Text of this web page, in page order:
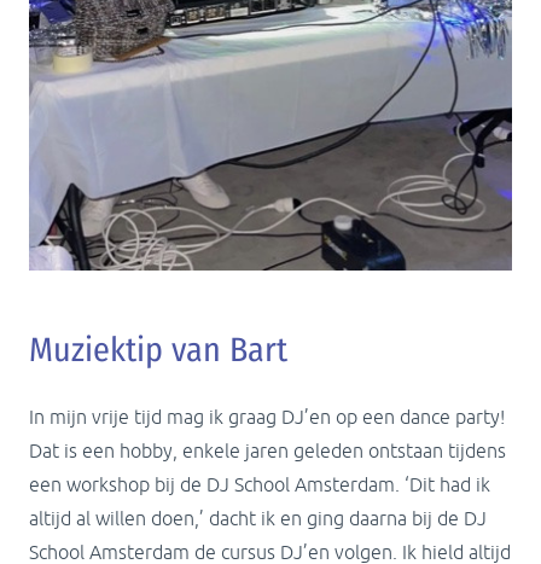
Muziektip van Bart
In mijn vrije tijd mag ik graag DJ’en op een dance party!
Dat is een hobby, enkele jaren geleden ontstaan tijdens
een workshop bij de DJ School Amsterdam. ‘Dit had ik
altijd al willen doen,’ dacht ik en ging daarna bij de DJ
School Amsterdam de cursus DJ’en volgen. Ik hield altijd